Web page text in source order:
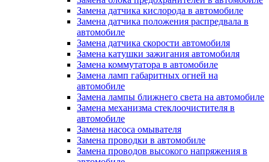
Замена датчика кислорода в автомобиле
Замена датчика положения распредвала в
автомобиле
Замена датчика скорости автомобиля
Замена катушки зажигания автомобиля
Замена коммутатора в автомобиле
Замена ламп габаритных огней на
автомобиле
Замена лампы ближнего света на автомобиле
Замена механизма стеклоочистителя в
автомобиле
Замена насоса омывателя
Замена проводки в автомобиле
Замена проводов высокого напряжения в